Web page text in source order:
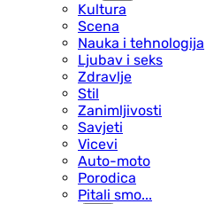
Kultura
Scena
Nauka i tehnologija
Ljubav i seks
Zdravlje
Stil
Zanimljivosti
Savjeti
Vicevi
Auto-moto
Porodica
Pitali smo...